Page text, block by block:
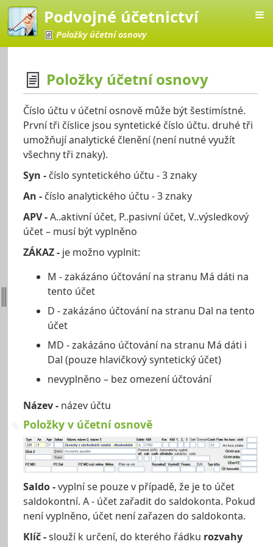
Podvojné účetnictví
Položky účetní osnovy
Položky účetní osnovy
Číslo účtu v účetní osnově může být šestimístné.
První tři číslice jsou syntetické číslo účtu. druhé tři
umožňují analytické členění (není nutné využít
všechny tři znaky).
Syn - číslo syntetického účtu - 3 znaky
An - číslo analytického účtu - 3 znaky
APV-A..aktivní účet, P..pasivní účet, V..výsledkový
účet – musí být vyplněno
ZÁKAZ - je možno vyplnit:
M - zakázáno účtování na stranu Má dáti na
tento účet
D - zakázáno účtování na stranu Dal na tento
účet
MD - zakázáno účtování na stranu Má dáti i
Dal (pouze hlavičkový syntetický účet)
nevyplněno – bez omezení účtování
Název- název účtu
Položky v účetní osnově
Saldo-vyplní se pouze v případě, že je to účet
saldokontní. A - účet zařadit do saldokonta. Pokud
není vyplněno, účet není zařazen do saldokonta.
Klíč-slouží k určení, do kterého řádku rozvahy